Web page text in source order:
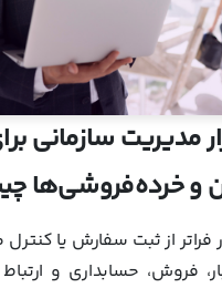
مدیریت سازمانی
و خرده‌فروشی‌ها
فراتر از ثبت سفارش یا
فروش، حسابداری و